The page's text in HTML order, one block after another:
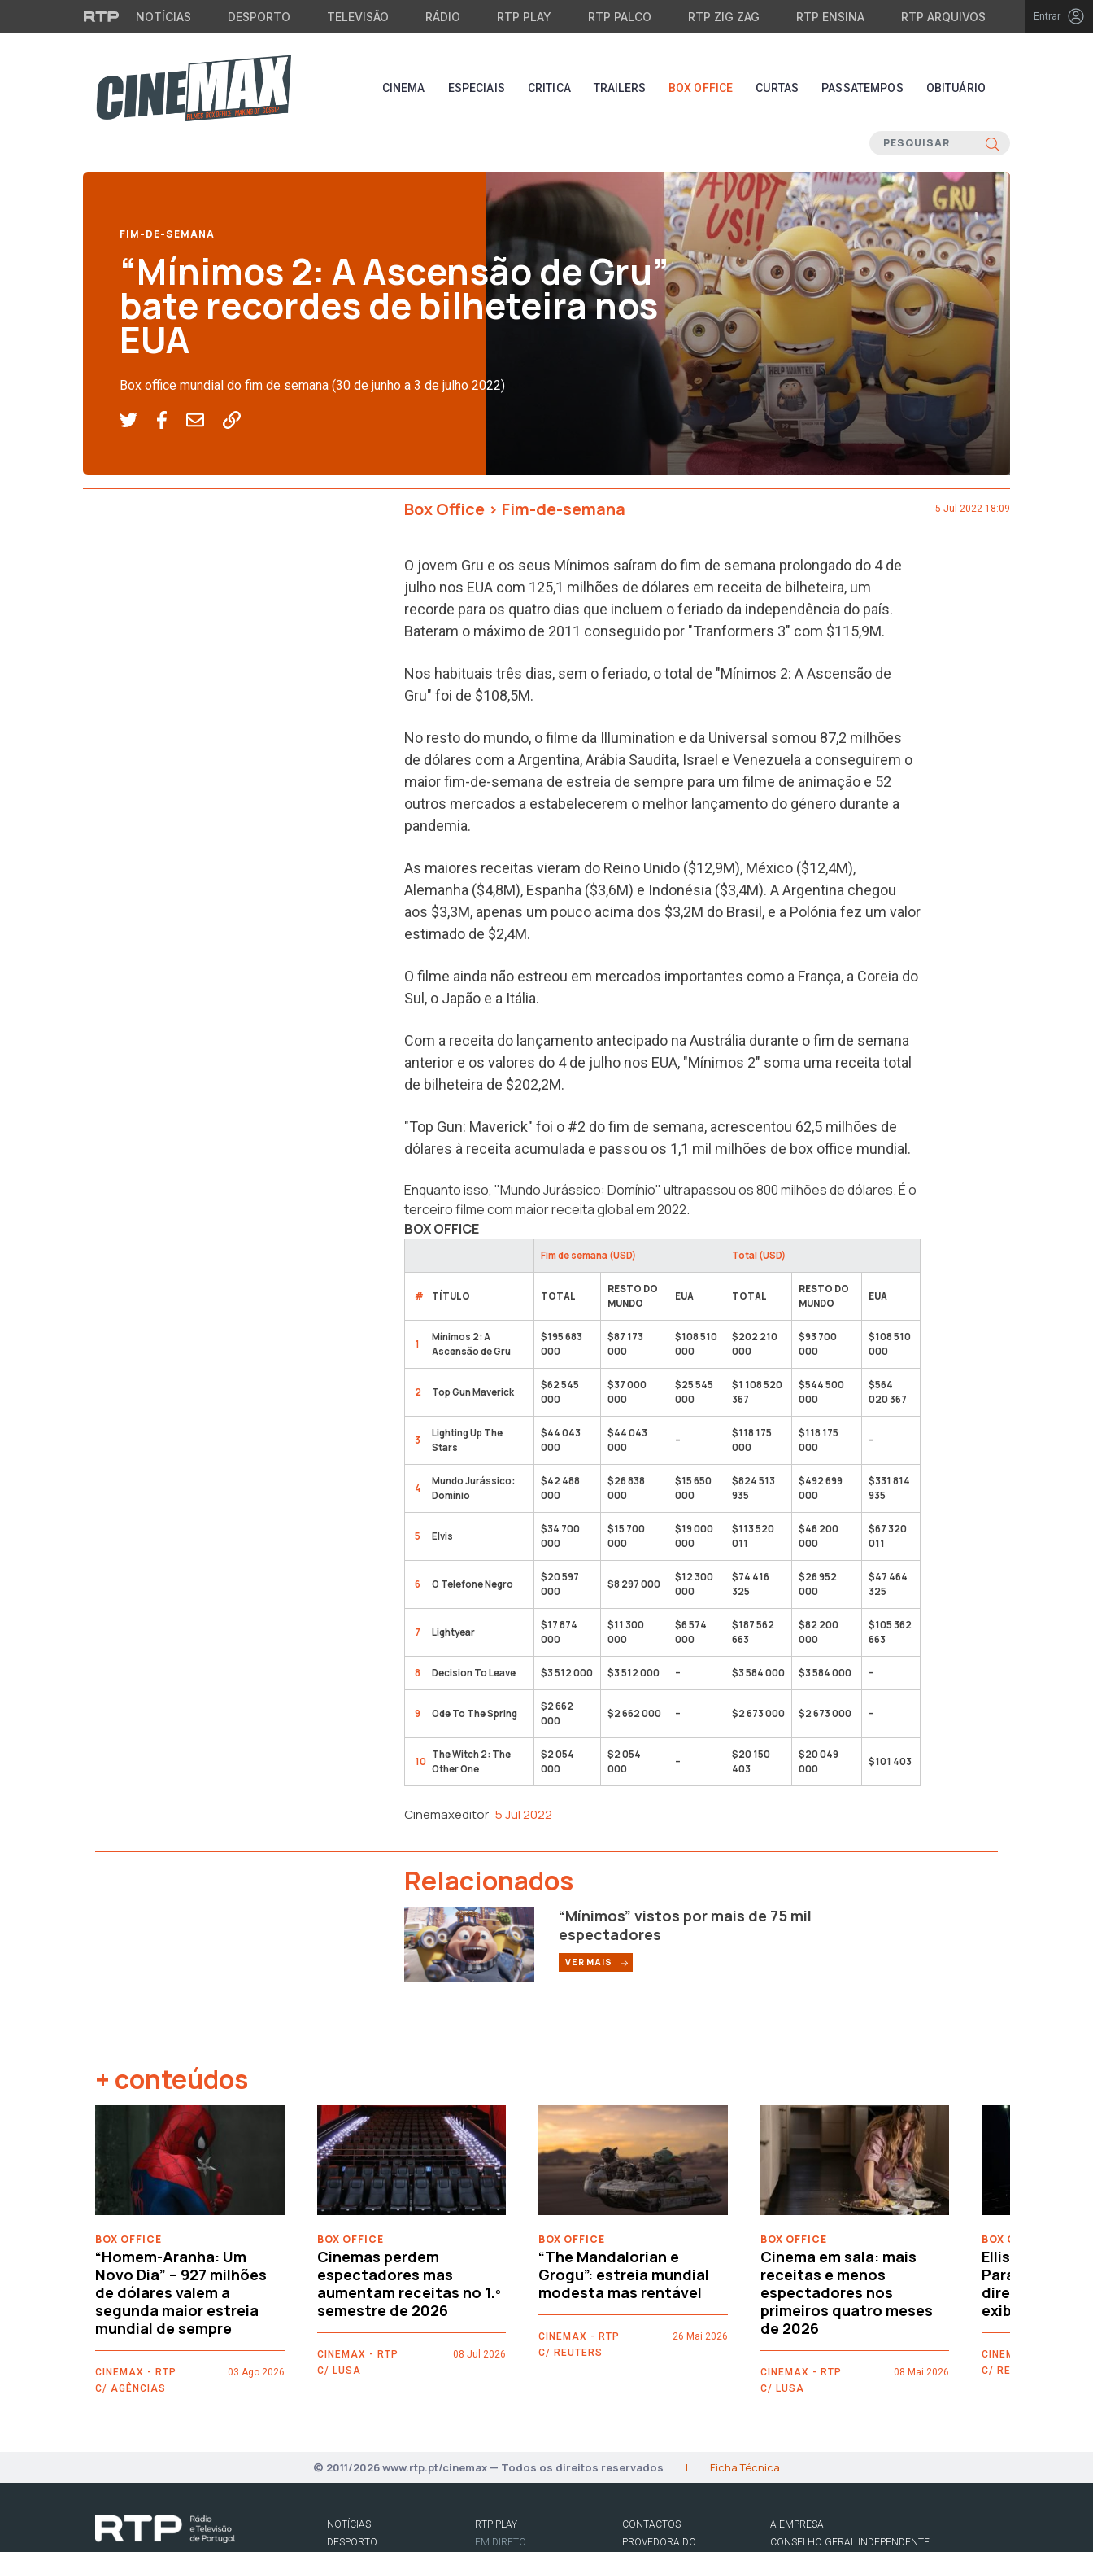
Saltar para o conteúdo principal
NOTÍCIAS DESPORTO TELEVISÃO RÁDIO RTP PLAY RTP PALCO RTP ZIG ZAG RTP ENSINA RTP ARQUIVOS Entrar
CINEMA ESPECIAIS CRITICA TRAILERS BOX OFFICE CURTAS PASSATEMPOS OBITUÁRIO
FIM-DE-SEMANA
“Mínimos 2: A Ascensão de Gru”
bate recordes de bilheteira nos
EUA
Box office mundial do fim de semana (30 de junho a 3 de julho 2022)
Box Office > Fim-de-semana 5 Jul 2022 18:09
O jovem Gru e os seus Mínimos saíram do fim de semana prolongado do 4 de
julho nos EUA com 125,1 milhões de dólares em receita de bilheteira, um
recorde para os quatro dias que incluem o feriado da independência do país.
Bateram o máximo de 2011 conseguido por "Tranformers 3" com $115,9M.
Nos habituais três dias, sem o feriado, o total de "Mínimos 2: A Ascensão de
Gru" foi de $108,5M.
No resto do mundo, o filme da Illumination e da Universal somou 87,2 milhões
de dólares com a Argentina, Arábia Saudita, Israel e Venezuela a conseguirem o
maior fim-de-semana de estreia de sempre para um filme de animação e 52
outros mercados a estabelecerem o melhor lançamento do género durante a
pandemia.
As maiores receitas vieram do Reino Unido ($12,9M), México ($12,4M),
Alemanha ($4,8M), Espanha ($3,6M) e Indonésia ($3,4M). A Argentina chegou
aos $3,3M, apenas um pouco acima dos $3,2M do Brasil, e a Polónia fez um valor
estimado de $2,4M.
O filme ainda não estreou em mercados importantes como a França, a Coreia do
Sul, o Japão e a Itália.
Com a receita do lançamento antecipado na Austrália durante o fim de semana
anterior e os valores do 4 de julho nos EUA, "Mínimos 2" soma uma receita total
de bilheteira de $202,2M.
"Top Gun: Maverick" foi o #2 do fim de semana, acrescentou 62,5 milhões de
dólares à receita acumulada e passou os 1,1 mil milhões de box office mundial.
Enquanto isso, "Mundo Jurássico: Domínio" ultrapassou os 800 milhões de dólares. É o
terceiro filme com maior receita global em 2022.
BOX OFFICE
Fim de semana (USD) Total (USD)
# TÍTULO TOTAL
RESTO DO
MUNDO
EUA TOTAL
RESTO DO
MUNDO
EUA
1
Mínimos 2: A
Ascensão de Gru
$195 683
000
$87 173
000
$108 510
000
$202 210
000
$93 700
000
$108 510
000
2 Top Gun Maverick
$62 545
000
$37 000
000
$25 545
000
$1 108 520
367
$544 500
000
$564
020 367
3
Lighting Up The
Stars
$44 043
000
$44 043
000
–
$118 175
000
$118 175
000
–
4
Mundo Jurássico:
Domínio
$42 488
000
$26 838
000
$15 650
000
$824 513
935
$492 699
000
$331 814
935
5 Elvis
$34 700
000
$15 700
000
$19 000
000
$113 520
011
$46 200
000
$67 320
011
6 O Telefone Negro
$20 597
000
$8 297 000
$12 300
000
$74 416
325
$26 952
000
$47 464
325
7 Lightyear
$17 874
000
$11 300
000
$6 574
000
$187 562
663
$82 200
000
$105 362
663
8 Decision To Leave $3 512 000 $3 512 000 – $3 584 000 $3 584 000 –
9 Ode To The Spring
$2 662
000
$2 662 000 – $2 673 000 $2 673 000 –
10
The Witch 2: The
Other One
$2 054
000
$2 054
000
–
$20 150
403
$20 049
000
$101 403
Cinemaxeditor 5 Jul 2022
Relacionados
“Mínimos” vistos por mais de 75 mil
espectadores
VER MAIS
+ conteúdos
BOX OFFICE
“Homem-Aranha: Um
Novo Dia” – 927 milhões
de dólares valem a
segunda maior estreia
mundial de sempre
CINEMAX - RTP
C/ AGÊNCIAS
03 Ago 2026
BOX OFFICE
Cinemas perdem
espectadores mas
aumentam receitas no 1.º
semestre de 2026
CINEMAX - RTP
C/ LUSA
08 Jul 2026
BOX OFFICE
“The Mandalorian e
Grogu”: estreia mundial
modesta mas rentável
CINEMAX - RTP
C/ REUTERS
26 Mai 2026
BOX OFFICE
Cinema em sala: mais
receitas e menos
espectadores nos
primeiros quatro meses
de 2026
CINEMAX - RTP
C/ LUSA
08 Mai 2026
BOX OFFICE
Ellison leva o
directamente
exibidores
CINEMAX - RTP
C/ REUTERS
© 2011/2026 www.rtp.pt/cinemax — Todos os direitos reservados | Ficha Técnica
NOTÍCIAS
DESPORTO
RTP PLAY
EM DIRETO
CONTACTOS
PROVEDORA DO
A EMPRESA
CONSELHO GERAL INDEPENDENTE